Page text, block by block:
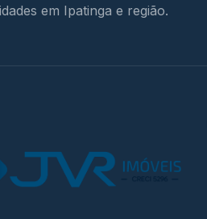
em Ipatinga e região.